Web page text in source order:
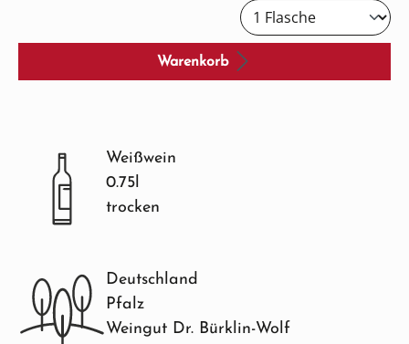
Warenkorb
Weißwein
0.75l
trocken
Deutschland
Pfalz
Weingut Dr. Bürklin-Wolf